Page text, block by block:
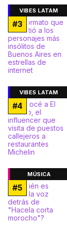
VIBES LATAM
#3
VIBES LATAM
#4
MÚSICA
#5